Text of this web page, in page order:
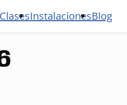
ClasesInstalacionesBlog